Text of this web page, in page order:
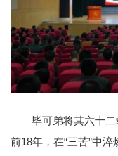
毕可弟将其六十
前18年，在“三苦”中淬